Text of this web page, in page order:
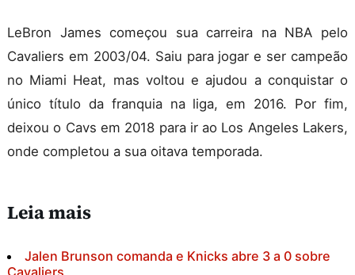
LeBron James começou sua carreira na NBA pelo
Cavaliers em 2003/04. Saiu para jogar e ser campeão
no Miami Heat, mas voltou e ajudou a conquistar o
único título da franquia na liga, em 2016. Por fim,
deixou o Cavs em 2018 para ir ao Los Angeles Lakers,
onde completou a sua oitava temporada.
Leia mais
Jalen Brunson comanda e Knicks abre 3 a 0 sobre
Cavaliers